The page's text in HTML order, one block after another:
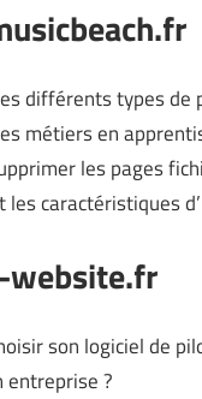
différents types de
métiers en
les pages
les caractéristiques
website.fr
son logiciel de
entreprise ?